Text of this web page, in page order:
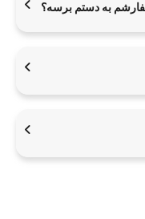
به دستم برسه؟